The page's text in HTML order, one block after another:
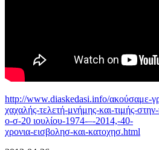
http://www.diaskedasi.info/ακούσαμε-
χαχαλής-τελετή-μνήμης-και-τιμής-
ο-σ-20 ιουλίου-1974-–-2014,-40-
χρονια-εισβολησ-και-κατοχησ.html